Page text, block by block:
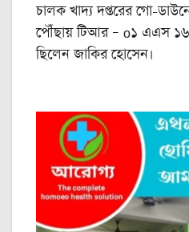
চালক খাদ্য দপ্তরের গো-
পৌঁছায় টিআর – o১ এএস
ছিলেন জাকির হোসেন।